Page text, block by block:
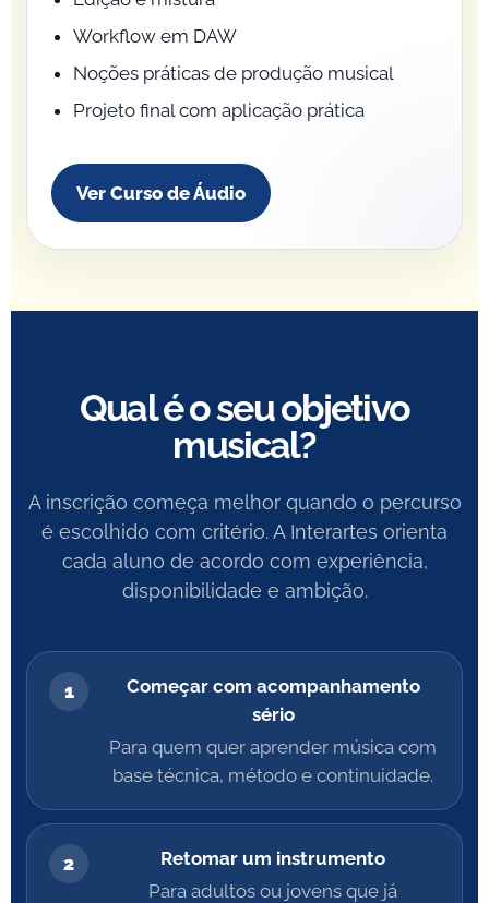
Workflow em DAW
Noções práticas de produção musical
Projeto final com aplicação prática
Ver Curso de Áudio
Qual é o seu objetivo
musical?
A inscrição começa melhor quando o percurso
é escolhido com critério. A Interartes orienta
cada aluno de acordo com experiência,
disponibilidade e ambição.
1
Começar com acompanhamento
sério
Para quem quer aprender música com
base técnica, método e continuidade.
2
Retomar um instrumento
Para adultos ou jovens que já